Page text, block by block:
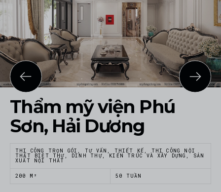
Thẩm mỹ viện Phú
Sơn, Hải Dương
THI CÔNG TRỌN GÓI, TƯ VẤN, THIẾT KẾ, THI CÔNG NỘI
THẤT BIỆT THỰ, DINH THỰ, KIẾN TRÚC VÀ XÂY DỰNG, SẢN
XUẤT NỘI THẤT
200 M² 50 TUẦN